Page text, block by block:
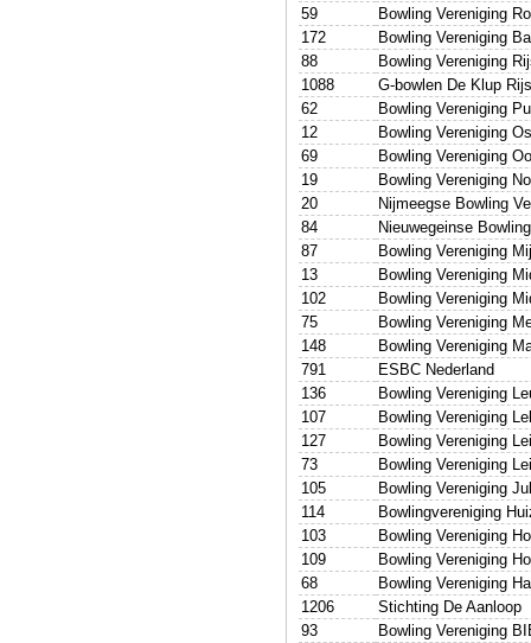
59
Bowling Vereniging
172
Bowling Vereniging
88
Bowling Vereniging
1088
G-bowlen De Klup
62
Bowling Vereniging
12
Bowling Vereniging
69
Bowling Vereniging
19
Bowling Vereniging
20
Nijmeegse Bowling
84
Nieuwegeinse
87
Bowling Vereniging
13
Bowling Vereniging
102
Bowling Vereniging
75
Bowling Vereniging
148
Bowling Vereniging
791
ESBC Nederland
136
Bowling Vereniging
107
Bowling Vereniging
127
Bowling Vereniging
73
Bowling Vereniging
105
Bowling Vereniging
114
Bowlingvereniging
103
Bowling Vereniging
109
Bowling Vereniging
68
Bowling Vereniging
1206
Stichting De Aanloop
93
Bowling Vereniging